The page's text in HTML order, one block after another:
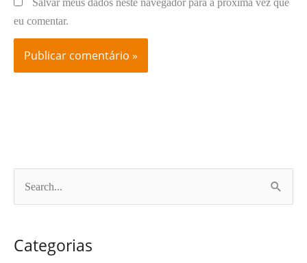
Salvar meus dados neste navegador para a próxima vez que
eu comentar.
q
Categorias